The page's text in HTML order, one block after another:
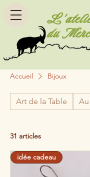
du
Accueil Bijoux
Art de la Table
31 articles
idée cadeau